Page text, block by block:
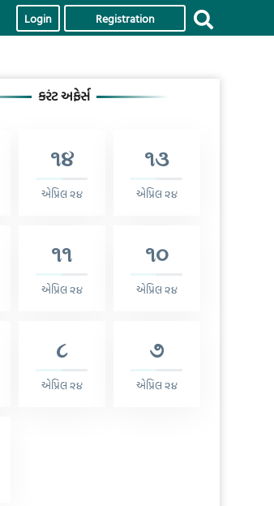
Login Registration
કરંટ અફેર્સ
૧૪
એપ્રિલ ૨૪
૧૩
એપ્રિલ ૨૪
૧૧
એપ્રિલ ૨૪
૧૦
એપ્રિલ ૨૪
૮
એપ્રિલ ૨૪
૭
એપ્રિલ ૨૪